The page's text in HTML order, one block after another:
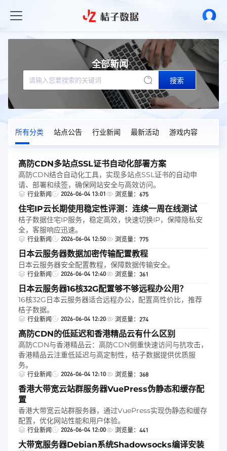
全部新闻
搜索
所有分类 站点公告 行业新闻 最新活动 游戏内容
高防CDN多站点SSL证书自动化部署方案
高防CDN结合自动化工具，实现多站点SSL证书的自动申
请、部署和续签，确保网站安全与高效访问。
行业新闻 2026-06-04 13:01 浏览量：675
住宅IP云长期使用稳定性评测：连续一周在线测试
桔子数据住宅IP服务，稳定高效，快速切换IP，保障隐私安
全，客服响应迅速。
行业新闻 2026-06-04 12:50 浏览量：775
日本云服务器数据加密传输配置教程
日本云服务器安全配置教程，保障数据传输安全。
行业新闻 2026-06-04 12:40 浏览量：361
日本云服务器16核32G配置够不够远程办公用？
16核32G日本云服务器适合远程办公，配置高性价比，推荐
桔子数据。
行业新闻 2026-06-04 12:20 浏览量：274
高防CDN的低延迟和香港精品云有什么区别
高防CDN与香港精品云：高防CDN侧重快速访问与抗攻击，
香港精品云注重低延迟与高定制性，桔子数据提供优质服
务。
行业新闻 2026-06-04 12:10 浏览量：368
香港大带宽云站群服务器VuePress伪静态和缓存配
置
香港大带宽云站群服务器，通过VuePress实现伪静态和缓存
配置，优化网站性能和用户体验。
行业新闻 2026-06-04 12:00 浏览量：441
大带宽服务器Debian系统Shadowsocks编译安装